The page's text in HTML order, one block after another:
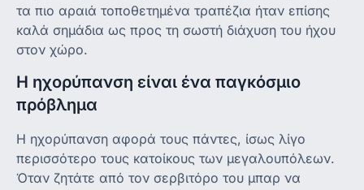
τα πιο αραιά τοποθετημένα τραπέζια ήταν επίσης
καλά σημάδια ως προς τη σωστή διάχυση του ήχου
στον χώρο.
Η ηχορύπανση είναι ένα παγκόσμιο
πρόβλημα
Η ηχορύπανση αφορά τους πάντες, ίσως λίγο
περισσότερο τους κατοίκους των μεγαλουπόλεων.
Όταν ζητάτε από τον σερβιτόρο του μπαρ να